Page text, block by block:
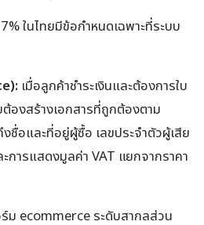
ในไทยมีข้อกำหนดเฉพาะที่ระบบ
เมื่อลูกค้าชำระเงินและต้องการใบ
องสร้างเอกสารที่ถูกต้องตาม
ชื่อและที่อยู่ผู้ซื้อ เลขประจำตัวผู้เสีย
ารแสดงมูลค่า VAT แยกจากราคา
ม ecommerce ระดับสากลส่วน